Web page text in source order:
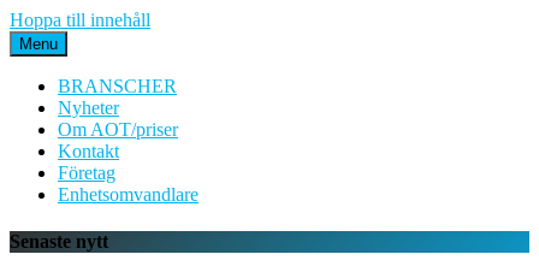
Hoppa till innehåll
Menu
BRANSCHER
Nyheter
Om AOT/priser
Kontakt
Företag
Enhetsomvandlare
Senaste nytt